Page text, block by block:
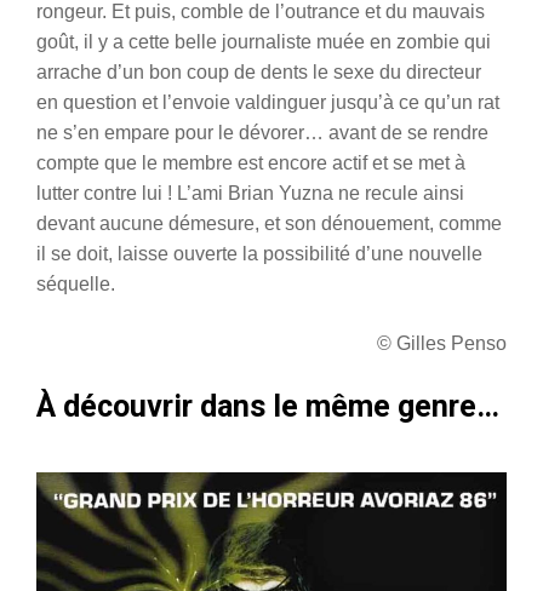
rongeur. Et puis, comble de l’outrance et du mauvais
goût, il y a cette belle journaliste muée en zombie qui
arrache d’un bon coup de dents le sexe du directeur
en question et l’envoie valdinguer jusqu’à ce qu’un rat
ne s’en empare pour le dévorer… avant de se rendre
compte que le membre est encore actif et se met à
lutter contre lui ! L’ami Brian Yuzna ne recule ainsi
devant aucune démesure, et son dénouement, comme
il se doit, laisse ouverte la possibilité d’une nouvelle
séquelle.
© Gilles Penso
À découvrir dans le même genre…